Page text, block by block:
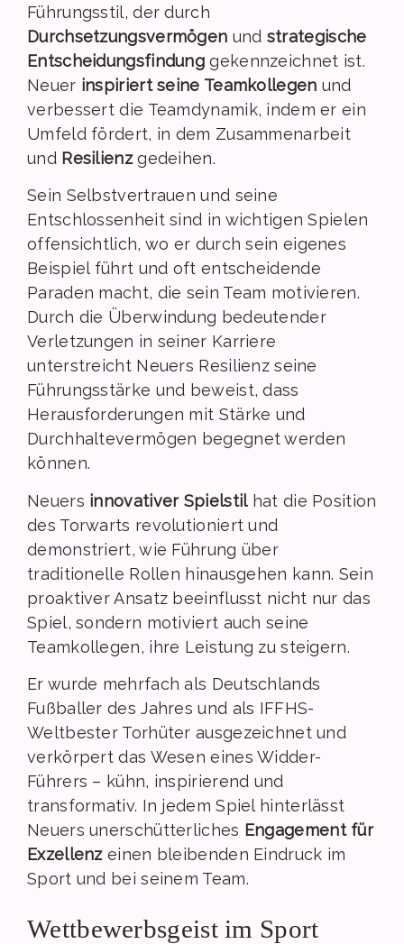
Führungsstil, der durch
Durchsetzungsvermögen und strategische
Entscheidungsfindung gekennzeichnet ist.
Neuer inspiriert seine Teamkollegen und
verbessert die Teamdynamik, indem er ein
Umfeld fördert, in dem Zusammenarbeit
und Resilienzgedeihen.
Sein Selbstvertrauen und seine
Entschlossenheit sind in wichtigen Spielen
offensichtlich, wo er durch sein eigenes
Beispiel führt und oft entscheidende
Paraden macht, die sein Team motivieren.
Durch die Überwindung bedeutender
Verletzungen in seiner Karriere
unterstreicht Neuers Resilienz seine
Führungsstärke und beweist, dass
Herausforderungen mit Stärke und
Durchhaltevermögen begegnet werden
können.
Neuers innovativer Spielstilhat die Position
des Torwarts revolutioniert und
demonstriert, wie Führung über
traditionelle Rollen hinausgehen kann. Sein
proaktiver Ansatz beeinflusst nicht nur das
Spiel, sondern motiviert auch seine
Teamkollegen, ihre Leistung zu steigern.
Er wurde mehrfach als Deutschlands
Fußballer des Jahres und als IFFHS-
Weltbester Torhüter ausgezeichnet und
verkörpert das Wesen eines Widder-
Führers – kühn, inspirierend und
transformativ. In jedem Spiel hinterlässt
Neuers unerschütterliches Engagement für
Exzellenzeinen bleibenden Eindruck im
Sport und bei seinem Team.
Wettbewerbsgeist im Sport